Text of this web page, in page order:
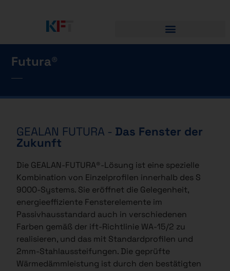
Futura®
GEALAN FUTURA - Das Fenster der
Zukunft
Die GEALAN-FUTURA®-Lösung ist eine spezielle
Kombination von Einzelprofilen innerhalb des S
9000-Systems. Sie eröffnet die Gelegenheit,
energieeffiziente Fensterelemente im
Passivhausstandard auch in verschiedenen
Farben gemäß der ift-Richtlinie WA-15/2 zu
realisieren, und das mit Standardprofilen und
2mm-Stahlaussteifungen. Die geprüfte
Wärmedämmleistung ist durch den bestätigten